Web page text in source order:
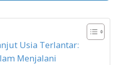
Usia Terlantar:
Menjalani